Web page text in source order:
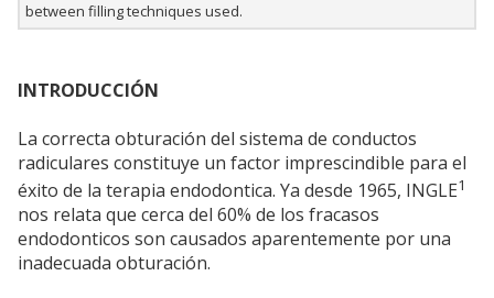
between filling techniques used.
INTRODUCCIÓN
La correcta obturación del sistema de conductos
radiculares constituye un factor imprescindible para el
éxito de la terapia endodontica. Ya desde 1965, INGLE1
nos relata que cerca del 60% de los fracasos
endodonticos son causados aparentemente por una
inadecuada obturación.